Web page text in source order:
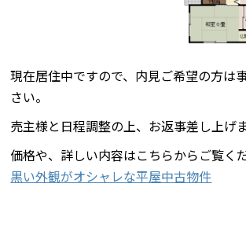
現在居住中ですので、内見ご希望の方は
さい。
売主様と日程調整の上、お返事差し上げま
価格や、詳しい内容はこちらからご覧く
黒い外観がオシャレな平屋中古物件